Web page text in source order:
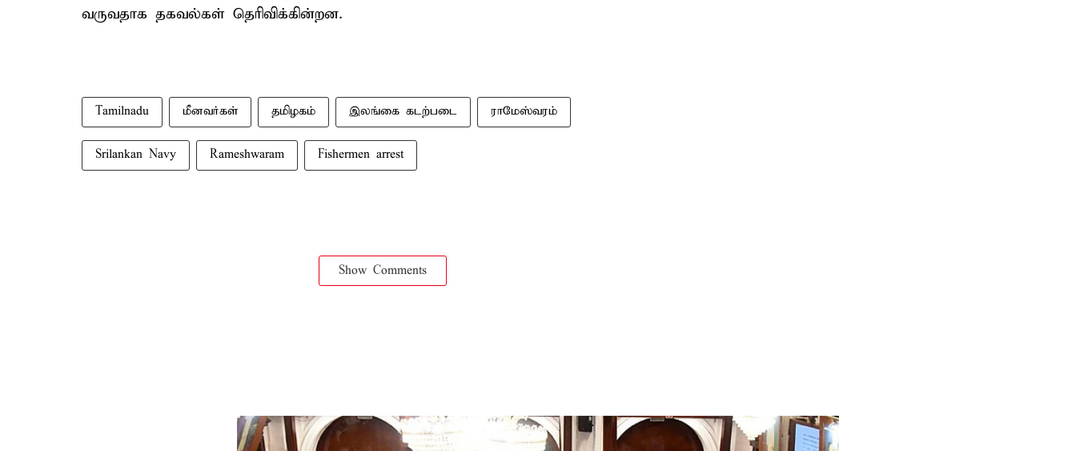
வருவதாக தகவல்கள் தெரிவிக்கின்றன.
Tamilnadu மீனவர்கள் தமிழகம் இலங்கை கடற்படை ராமேஸ்வரம்
Srilankan Navy Rameshwaram Fishermen arrest
Show Comments